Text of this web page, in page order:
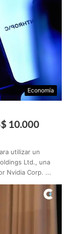
Economía
10.000
utilizar un
Ltd., una
Nvidia Corp. ...